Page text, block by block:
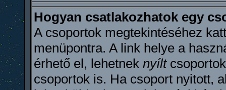
Hogyan csatlakozhatok egy
A csoportok megtekintéséhez
menüpontra. A link helye a
érhető el, lehetnek nyílt
csoportok is. Ha csoport nyitott,